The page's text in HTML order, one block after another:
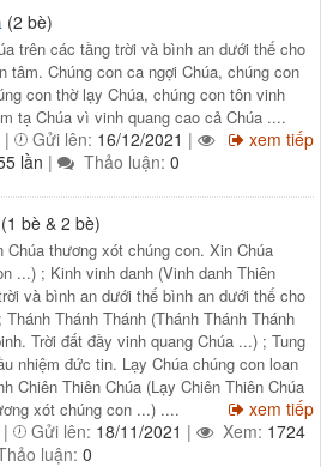
(2 bè)
trên các tầng trời và bình an dưới thế cho
tâm. Chúng con ca ngợi Chúa, chúng con
con thờ lạy Chúa, chúng con tôn vinh
tạ Chúa vì vinh quang cao cả Chúa ....
xem tiếp
| Gửi lên: 16/12/2021 |
lần | Thảo luận: 0
(1 bè & 2 bè)
Chúa thương xót chúng con. Xin Chúa
...) ; Kinh vinh danh (Vinh danh Thiên
và bình an dưới thế bình an dưới thế cho
Thánh Thánh (Thánh Thánh Thánh
Trời đất đầy vinh quang Chúa ...) ; Tung
nhiệm đức tin. Lạy Chúa chúng con loan
Chiên Thiên Chúa (Lạy Chiên Thiên Chúa
xót chúng con ...) ....
xem tiếp
| Gửi lên: 18/11/2021 | Xem: 1724
luận: 0